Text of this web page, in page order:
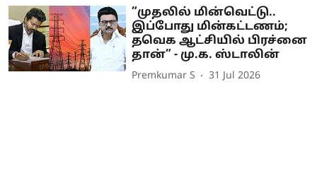
”முதலில் மின்வெட்டு..
இப்போது மின்கட்டணம்;
தவெக ஆட்சியில் பிரச்னை
தான்” - மு.க. ஸ்டாலின்
Premkumar S 31 Jul 2026